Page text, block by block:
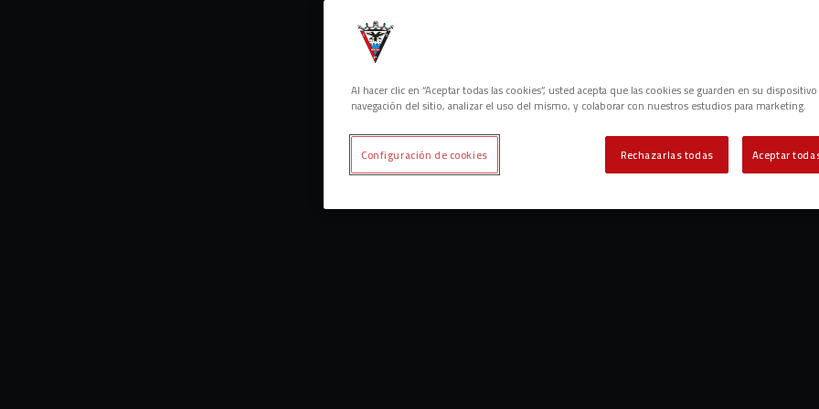
Al hacer clic en “Aceptar todas las cookies”, usted acepta que las cookies se guarden en su
navegación del sitio, analizar el uso del mismo, y colaborar con nuestros estudios para marketing.
Rechazarlas todas Aceptar
Configuración de cookies